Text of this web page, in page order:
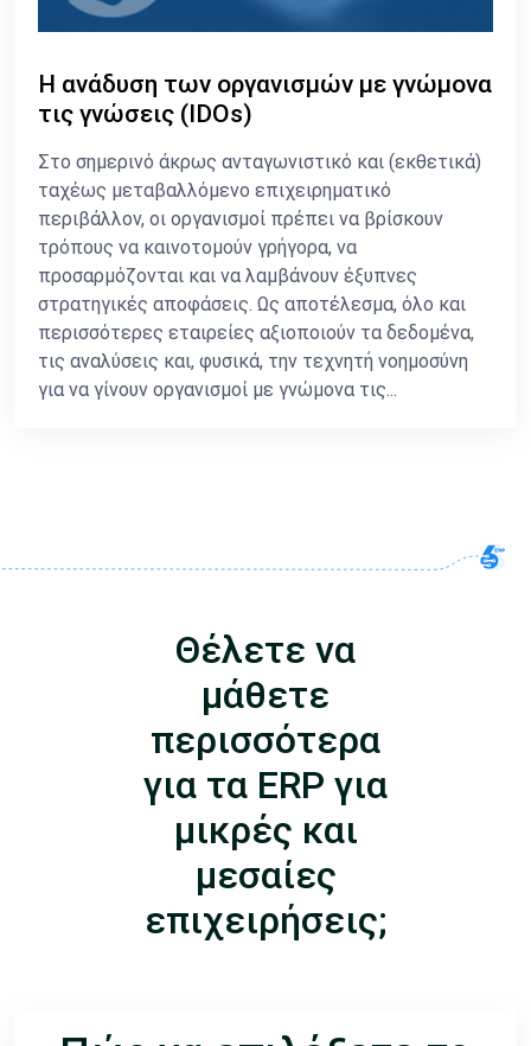
Η ανάδυση των οργανισμών με γνώμονα
τις γνώσεις (IDOs)
Στο σημερινό άκρως ανταγωνιστικό και (εκθετικά)
ταχέως μεταβαλλόμενο επιχειρηματικό
περιβάλλον, οι οργανισμοί πρέπει να βρίσκουν
τρόπους να καινοτομούν γρήγορα, να
προσαρμόζονται και να λαμβάνουν έξυπνες
στρατηγικές αποφάσεις. Ως αποτέλεσμα, όλο και
περισσότερες εταιρείες αξιοποιούν τα δεδομένα,
τις αναλύσεις και, φυσικά, την τεχνητή νοημοσύνη
για να γίνουν οργανισμοί με γνώμονα τις...
Θέλετε να
μάθετε
περισσότερα
για τα ERP για
μικρές και
μεσαίες
επιχειρήσεις;